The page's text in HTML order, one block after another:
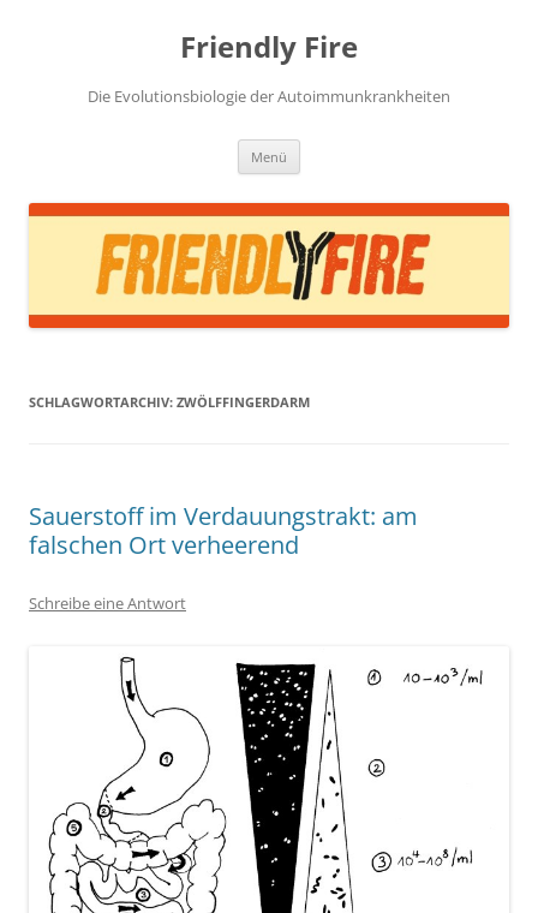
Friendly Fire
Die Evolutionsbiologie der Autoimmunkrankheiten
Menü
SCHLAGWORTARCHIV: ZWÖLFFINGERDARM
Sauerstoff im Verdauungstrakt: am
falschen Ort verheerend
Schreibe eine Antwort